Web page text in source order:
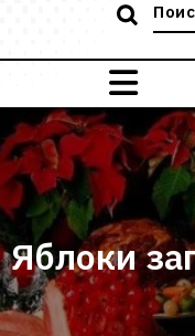
Яблоки